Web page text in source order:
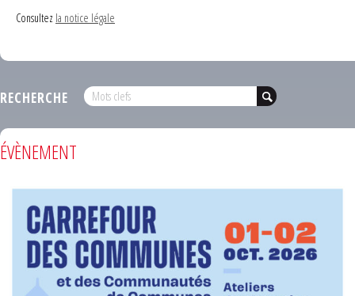
Consultez la notice légale
RECHERCHE
ÉVÈNEMENT